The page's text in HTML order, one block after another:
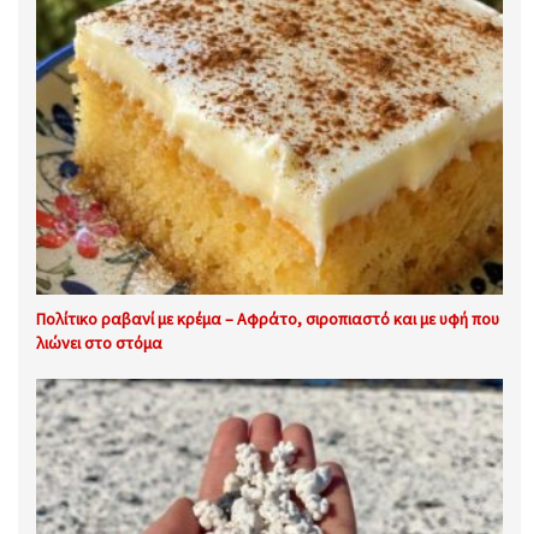
Πολίτικο ραβανί με κρέμα – Αφράτο, σιροπιαστό και με υφή που
λιώνει στο στόμα